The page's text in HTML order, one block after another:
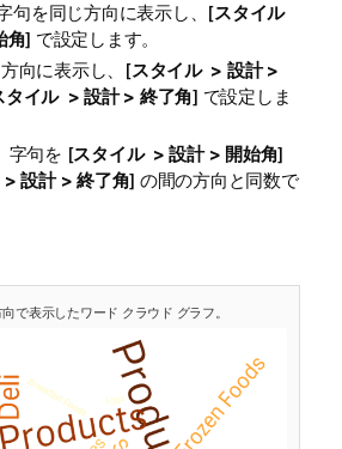
句を同じ方向に表示し、[スタイル
角] で設定します。
向に表示し、[スタイル > 設計 >
タイル > 設計 > 終了角] で設定しま
字句を [スタイル > 設計 > 開始角]
設計 > 終了角] の間の方向と同数で
で表示したワード クラウド グラフ。